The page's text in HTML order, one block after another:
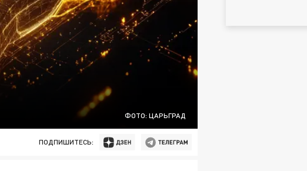
ФОТО: ЦАРЬГРАД
ПОДПИШИТЕСЬ: